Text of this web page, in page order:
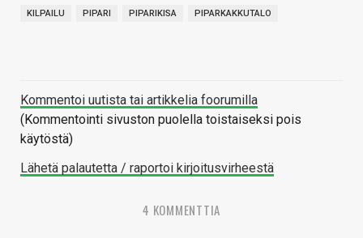
KILPAILU PIPARI PIPARIKISA PIPARKAKKUTALO
Kommentoi uutista tai artikkelia foorumilla
(Kommentointi sivuston puolella toistaiseksi pois
käytöstä)
Lähetä palautetta / raportoi kirjoitusvirheestä
4 KOMMENTTIA